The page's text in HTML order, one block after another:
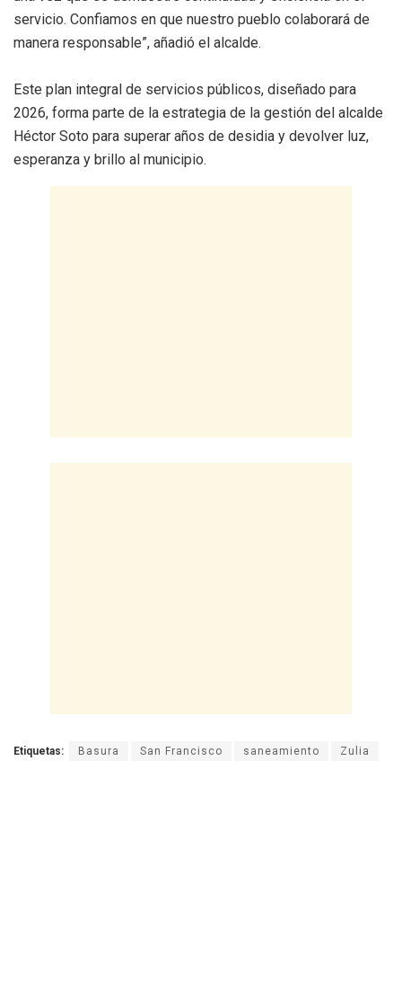
servicio. Confiamos en que nuestro pueblo colaborará de
manera responsable”, añadió el alcalde.
Este plan integral de servicios públicos, diseñado para
2026, forma parte de la estrategia de la gestión del alcalde
Héctor Soto para superar años de desidia y devolver luz,
esperanza y brillo al municipio.
Etiquetas: Basura San Francisco saneamiento Zulia